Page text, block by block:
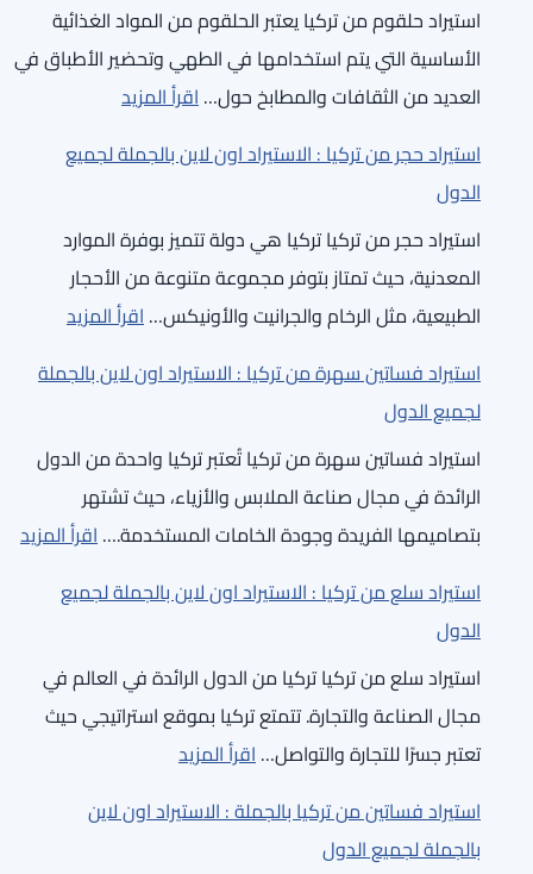
بالجملة
لجميع
الدول
من
تركيا
الاستيراد
بالجملة
لجميع
الدول
استيراد حلقوم من تركيا يعتبر الحلقوم من المواد الغذائية
الأساسية التي يتم استخدامها في الطهي وتحضير الأطباق في
العديد من الثقافات والمطابخ حول…اقرأ المزيد
:
حلقوم
تركيا:
الاستيراد
اون
لاين
الدول
استيراد حجر من تركيا : الاستيراد اون لاين بالجملة لجميع
الدول
استيراد حجر من تركيا تركيا هي دولة تتميز بوفرة الموارد
المعدنية، حيث تمتاز بتوفر مجموعة متنوعة من الأحجار
الطبيعية، مثل الرخام والجرانيت والأونيكس…اقرأ المزيد
:
حجر
تركيا
الاستيراد
اون
لجميع
الدول
استيراد فساتين سهرة من تركيا : الاستيراد اون لاين بالجملة
لجميع الدول
استيراد فساتين سهرة من تركيا تُعتبر تركيا واحدة من الدول
الرائدة في مجال صناعة الملابس والأزياء، حيث تشتهر
بتصاميمها الفريدة وجودة الخامات المستخدمة.…اقرأ المزيد
:
استيراد سلع من تركيا : الاستيراد اون لاين بالجملة لجميع
الدول
استيراد سلع من تركيا تركيا من الدول الرائدة في العالم في
مجال الصناعة والتجارة. تتمتع تركيا بموقع استراتيجي حيث
تعتبر جسرًا للتجارة والتواصل…اقرأ المزيد
:
سلع
استيراد فساتين من تركيا بالجملة : الاستيراد اون لاين
بالجملة لجميع الدول